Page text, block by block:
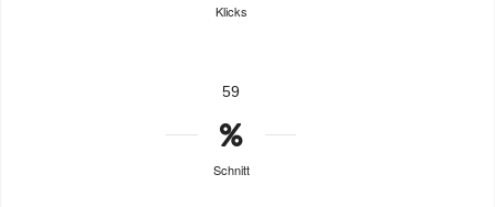
Klicks
59
Schnitt